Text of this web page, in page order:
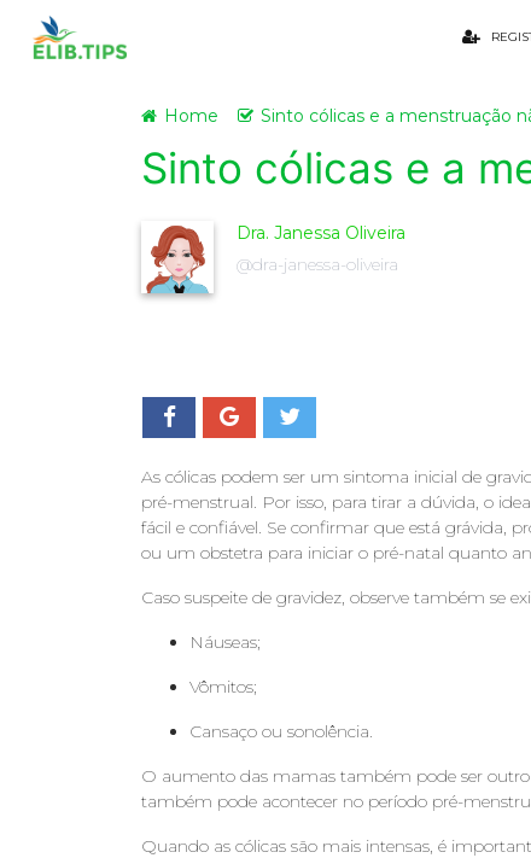
Home Sinto cólicas e a menstruação
Sinto cólicas e a
Dra. Janessa Oliveira
@dra-janessa-oliveira
As cólicas podem ser um sintoma inicial de
pré-menstrual. Por isso, para tirar a dúvida, o
fácil e confiável. Se confirmar que está grávida,
ou um obstetra para iniciar o pré-natal quanto
Caso suspeite de gravidez, observe também se
Náuseas;
Vômitos;
Cansaço ou sonolência.
O aumento das mamas também pode ser
também pode acontecer no período pré-
Quando as cólicas são mais intensas, é